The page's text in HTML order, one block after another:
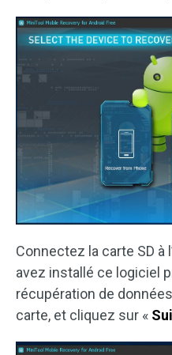
Connectez la carte SD à
avez installé ce logiciel
récupération de
carte, et cliquez sur «